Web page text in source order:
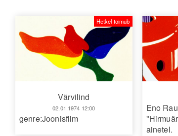
Värvilind
02.01.1974 12:00
Hetkel toimub
genre:Joonisfilm
Eno
ainetel.